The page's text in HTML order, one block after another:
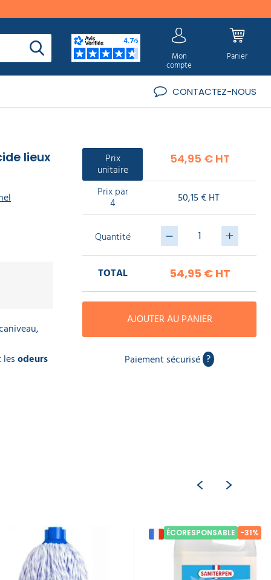
Mon
compte
Panier
CONTACTEZ-NOUS
lieux
odeurs
Prix
unitaire
54,95 € HT
Prix par
4 50,15 € HT
Quantité
TOTAL 54,95 € HT
AJOUTER AU PANIER
Paiement sécurisé ?
-31%
ÉCORESPONSABLE